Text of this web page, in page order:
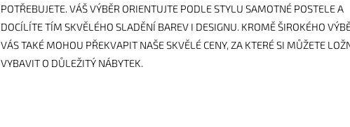
POTŘEBUJETE. VÁŠ VÝBĚR ORIENTUJTE PODLE STYLU SAMOTNÉ POSTELE A
DOCÍLÍTE TÍM SKVĚLÉHO SLADĚNÍ BAREV I DESIGNU. KROMĚ ŠIROKÉHO
VÁS TAKÉ MOHOU PŘEKVAPIT NAŠE SKVĚLÉ CENY, ZA KTERÉ SI MŮŽETE
VYBAVIT O DŮLEŽITÝ NÁBYTEK.